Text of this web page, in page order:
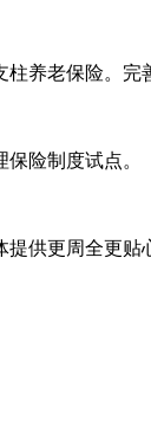
养老保险。完
险制度试点。
供更周全更